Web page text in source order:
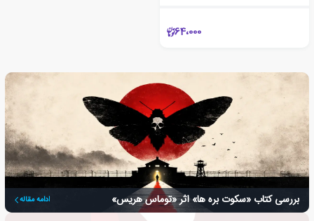
64،000
بررسی کتاب «سکوت بره ها» اثر «توماس هریس» ادامه مقاله